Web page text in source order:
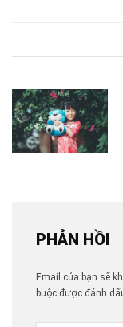
PHẢN HỒI
Email của bạn sẽ
buộc được đánh